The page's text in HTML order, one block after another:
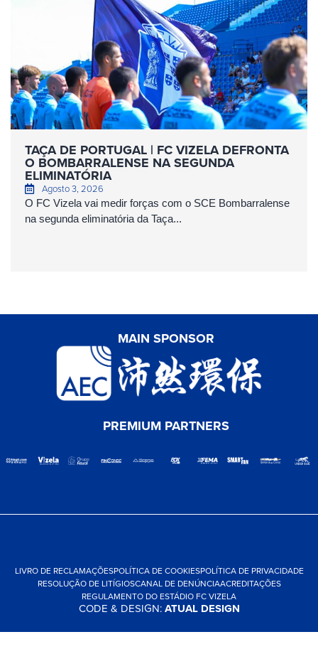
TAÇA DE PORTUGAL | FC VIZELA DEFRONTA
O BOMBARRALENSE NA SEGUNDA
ELIMINATÓRIA
Agosto 3, 2026
O FC Vizela vai medir forças com o SCE Bombarralense
na segunda eliminatória da Taça...
MAIN SPONSOR
PREMIUM PARTNERS
LIVRO DE RECLAMAÇÕESPOLÍTICA DE COOKIESPOLÍTICA DE PRIVACIDADE
RESOLUÇÃO DE LITÍGIOSCANAL DE DENÚNCIAACREDITAÇÕES
REGULAMENTO DO ESTÁDIO FC VIZELA
CODE & DESIGN:ATUAL DESIGN